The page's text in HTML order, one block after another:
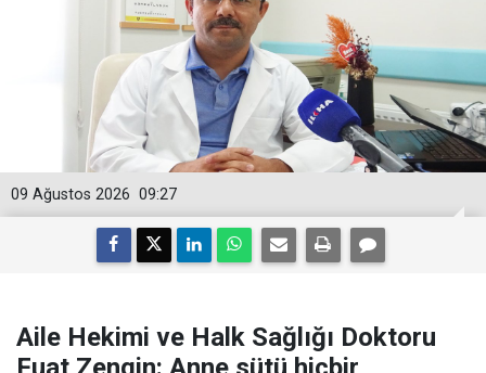
09:27
09 Ağustos 2026
Aile Hekimi ve Halk Sağlığı Doktoru